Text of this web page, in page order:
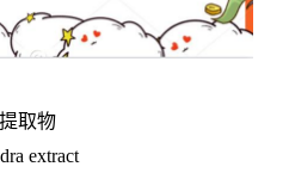
取物
extract